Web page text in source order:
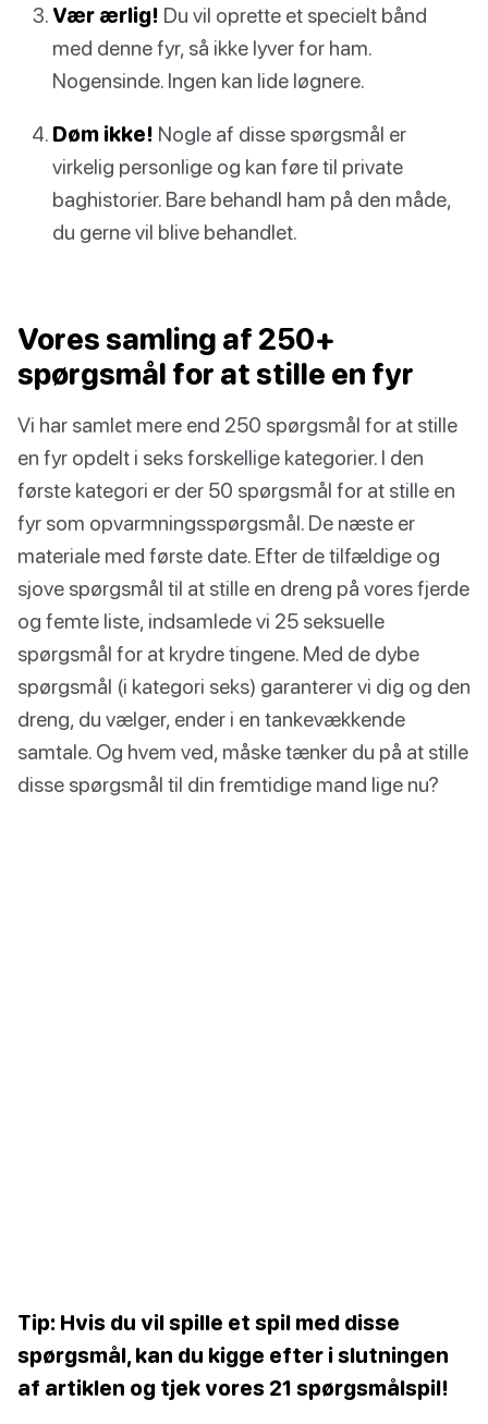
Vær ærlig! Du vil oprette et specielt bånd
med denne fyr, så ikke lyver for ham.
Nogensinde. Ingen kan lide løgnere.
Døm ikke! Nogle af disse spørgsmål er
virkelig personlige og kan føre til private
baghistorier. Bare behandl ham på den måde,
du gerne vil blive behandlet.
Vores samling af 250+
spørgsmål for at stille en fyr
Vi har samlet mere end 250 spørgsmål for at stille
en fyr opdelt i seks forskellige kategorier. I den
første kategori er der 50 spørgsmål for at stille en
fyr som opvarmningsspørgsmål. De næste er
materiale med første date. Efter de tilfældige og
sjove spørgsmål til at stille en dreng på vores fjerde
og femte liste, indsamlede vi 25 seksuelle
spørgsmål for at krydre tingene. Med de dybe
spørgsmål (i kategori seks) garanterer vi dig og den
dreng, du vælger, ender i en tankevækkende
samtale. Og hvem ved, måske tænker du på at stille
disse spørgsmål til din fremtidige mand lige nu?
Tip: Hvis du vil spille et spil med disse
spørgsmål, kan du kigge efter i slutningen
af artiklen og tjek vores 21 spørgsmålspil!